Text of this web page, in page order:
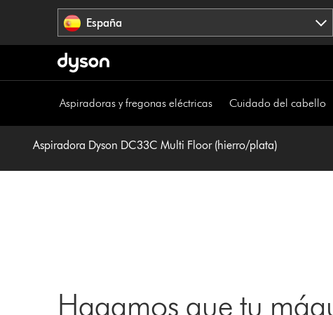
España
Aspiradoras y fregonas eléctricas Cuidado del cabello
Aspiradora Dyson DC33C Multi Floor (hierro/plata)
Hagamos que tu